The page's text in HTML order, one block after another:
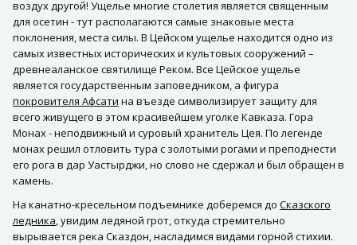
воздух другой! Ущелье многие столетия является священным
для осетин - тут располагаются самые знаковые места
поклонения, места силы. В Цейском ущелье находится одно из
самых известных исторических и культовых сооружений –
древнеаланское святилище Реком. Все Цейское ущелье
является государственным заповедником, а фигура
покровителя Афсати на въезде символизирует защиту для
всего живущего в этом красивейшем уголке Кавказа. Гора
Монах - неподвижный и суровый хранитель Цея. По легенде
монах решил отловить тура с золотыми рогами и преподнести
его рога в дар Уастырджи, но слово не сдержал и был обращен в
камень.
На канатно-кресельном подъемнике доберемся до Сказского
ледника, увидим ледяной грот, откуда стремительно
вырывается река Сказдон, насладимся видами горной стихии.